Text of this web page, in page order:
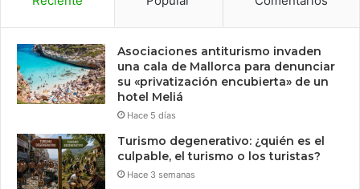
Asociaciones antiturismo invaden
una cala de Mallorca para denunciar
su «privatización encubierta» de un
hotel Meliá
Hace 5 días
Turismo degenerativo: ¿quién es el
culpable, el turismo o los turistas?
Hace 3 semanas